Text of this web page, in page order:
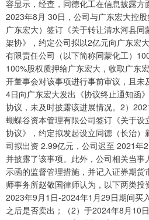
容显示，经查，同德化工在信息披露方
2023年8月 30日，公司与广东宏大控
广东宏大）签订《关于转让清水河县
架协》，约定公司拟以2亿元向广东宏
有限责任公司（以下简称同蒙化工）
100%股权质押给广东宏大，收取广东
开董事会对该事项进行事前审议，且未
4日向广东宏大发出《协议终止通知函
协议，未及时披露该进展情况。2）
蝴蝶谷资本管理有限公司签订《关于设
协议》，约定拟发起设立同德（长治
司拟出资 2.99亿元，公司迟至 2021年
并披露了该事项。此外，公司相关当
示函的监督管理措施，并记入证券期
师事务所赵敬国律师认为，以下两类
2023年9月1日-2024年1月29日期间买
之后是否卖出；（2）于2024年8月10